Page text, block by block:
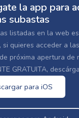
la app para
subastas
listadas en la web
si quieres acceder a
próxima apertura de
GRATUITA,
para iOS